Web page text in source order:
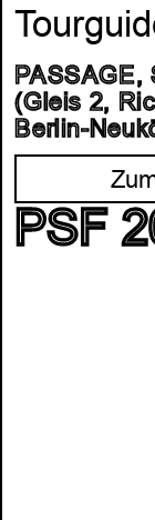
PASSAGE,
(Gleis 2,
Berlin-
PSF